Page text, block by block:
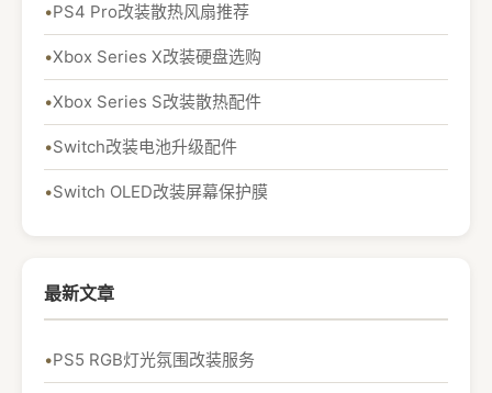
PS4 Pro改装散热风扇推荐
Xbox Series X改装硬盘选购
Xbox Series S改装散热配件
Switch改装电池升级配件
Switch OLED改装屏幕保护膜
最新文章
PS5 RGB灯光氛围改装服务